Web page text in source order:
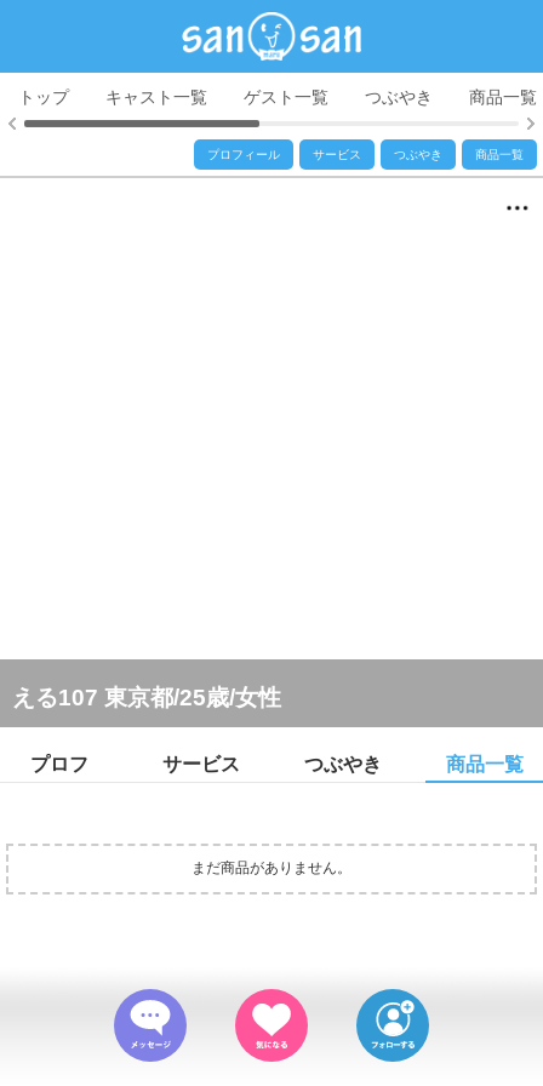
トップ キャスト一覧 ゲスト一覧 つぶやき 商品一覧
プロフィール サービス つぶやき 商品一覧
える107 東京都/25歳/女性
プロフ サービス つぶやき 商品一覧
まだ商品がありません。